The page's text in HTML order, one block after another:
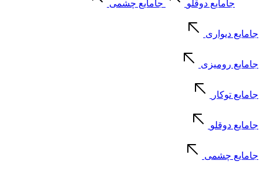
جامایع دوقلو جامایع چشمی
جامایع دیواری
جامایع رومیزی
جامایع توکار
جامایع دوقلو
جامایع چشمی